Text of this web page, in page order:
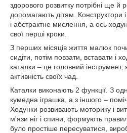
здорового розвитку потрібні ще й
допомагають дітям. Конструктори
і абстрактне мислення, а ось
свої перші кроки.
З перших місяців життя малюк
сидіти, потім повзати, вставати і
каталки – це головний
активність своїх чад.
Каталки виконають 2 функції. З
кумедна іграшка, а з іншого –
Ходунки розвивають моторику і
м'язи ніг і спини, формують
було простіше пересуватися,